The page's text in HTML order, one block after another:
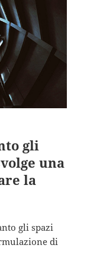
gli
una
la
gli spazi
di